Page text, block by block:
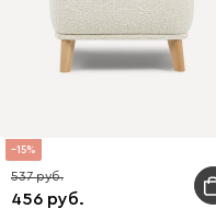
15
456
537